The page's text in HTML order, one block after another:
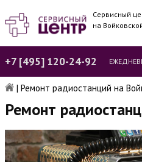
Сервисный
на
+7 [495] 120-24-92
| Ремонт радиостанций на
Ремонт